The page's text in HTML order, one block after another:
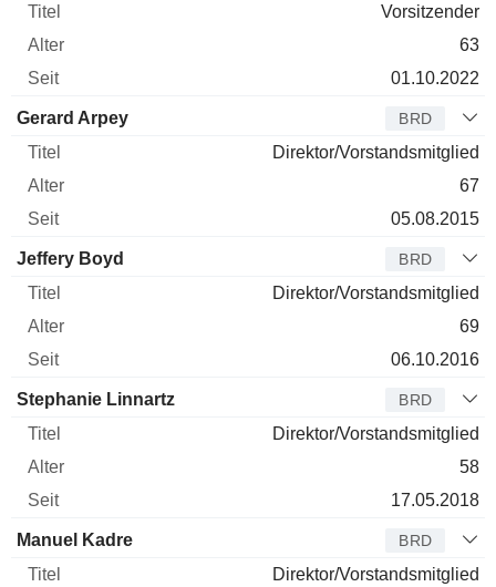
Vorsitzender
63
01.10.2022
Gerard Arpey BRD
Direktor/Vorstandsmitglied
67
05.08.2015
Jeffery Boyd BRD
Direktor/Vorstandsmitglied
69
06.10.2016
Stephanie Linnartz BRD
Direktor/Vorstandsmitglied
58
17.05.2018
Manuel Kadre BRD
Direktor/Vorstandsmitglied